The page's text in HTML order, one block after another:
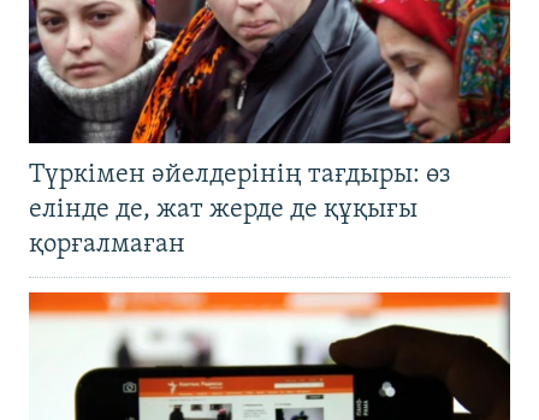
Түркімен әйелдерінің тағдыры: өз
елінде де, жат жерде де құқығы
қорғалмаған